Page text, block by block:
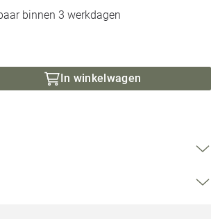
binnen 3 werkdagen
In winkelwagen